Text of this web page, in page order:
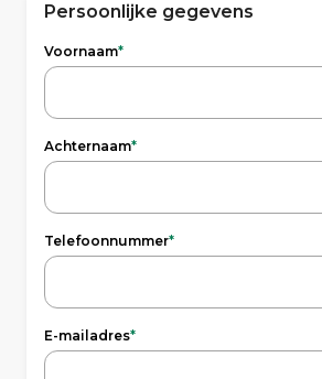
Persoonlijke gegevens
Voornaam*
Achternaam*
Telefoonnummer*
E-mailadres*